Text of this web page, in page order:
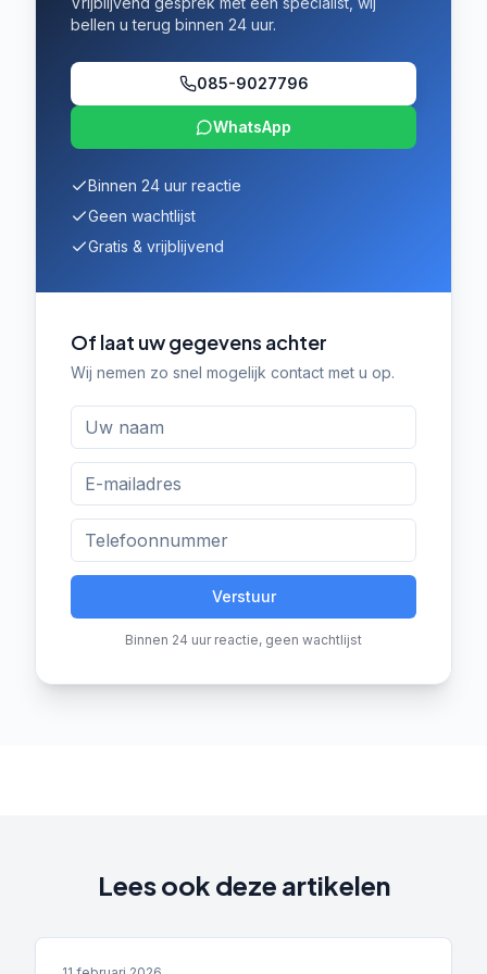
bellen u terug binnen 24 uur.
085-9027796
WhatsApp
Binnen 24 uur reactie
Geen wachtlijst
Gratis & vrijblijvend
Of laat uw gegevens achter
Wij nemen zo snel mogelijk contact met u op.
Verstuur
Binnen 24 uur reactie, geen wachtlijst
Lees ook deze artikelen